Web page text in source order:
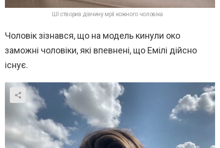
ШІ створив дівчину мрії кожного чоловіка
Чоловік зізнався, що на модель кинули око
заможні чоловіки, які впевнені, що Емілі дійсно
існує.